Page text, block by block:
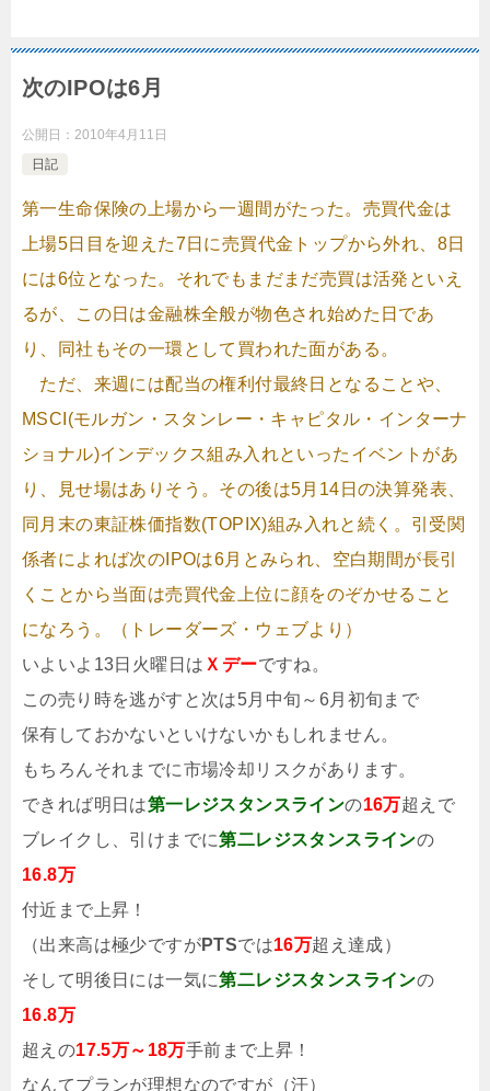
次のIPOは6月
公開日： 2010年4月11日
日記
第一生命保険の上場から一週間がたった。売買代金は
上場5日目を迎えた7日に売買代金トップから外れ、8日
には6位となった。それでもまだまだ売買は活発といえ
るが、この日は金融株全般が物色され始めた日であ
り、同社もその一環として買われた面がある。
ただ、来週には配当の権利付最終日となることや、
MSCI(モルガン・スタンレー・キャピタル・インターナ
ショナル)インデックス組み入れといったイベントがあ
り、見せ場はありそう。その後は5月14日の決算発表、
同月末の東証株価指数(TOPIX)組み入れと続く。引受関
係者によれば次のIPOは6月とみられ、空白期間が長引
くことから当面は売買代金上位に顔をのぞかせること
になろう。（トレーダーズ・ウェブより）
いよいよ13日火曜日は Ｘデーですね。
この売り時を逃がすと次は5月中旬～6月初旬まで
保有しておかないといけないかもしれません。
もちろんそれまでに市場冷却リスクがあります。
できれば明日は第一レジスタンスラインの16万超えで
ブレイクし、引けまでに第二レジスタンスラインの
16.8万
付近まで上昇！
（出来高は極少ですがPTSでは16万超え達成）
そして明後日には一気に第二レジスタンスラインの
16.8万
超えの17.5万～18万手前まで上昇！
なんてプランが理想なのですが（汗）